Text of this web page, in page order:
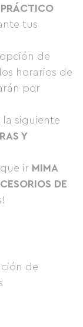
tus
de
horarios de
por
siguiente
Y
ir MIMA
DE